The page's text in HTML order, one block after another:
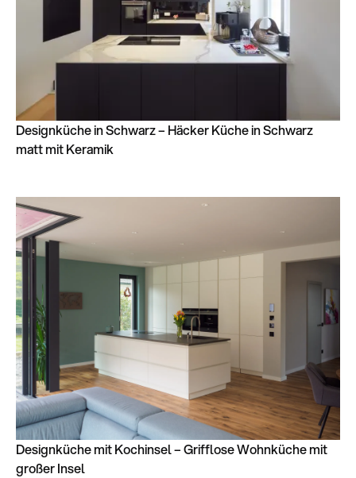
Designküche in Schwarz – Häcker Küche in Schwarz
matt mit Keramik
Designküche mit Kochinsel – Grifflose Wohnküche mit
großer Insel